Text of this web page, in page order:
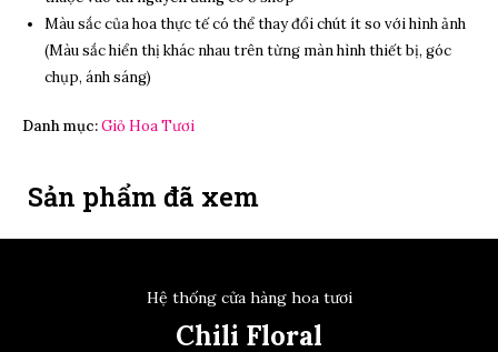
Màu sắc của hoa thực tế có thể thay đổi chút ít so với hình ảnh
(Màu sắc hiển thị khác nhau trên từng màn hình thiết bị, góc
chụp, ánh sáng)
Danh mục:Giỏ Hoa Tươi
Sản phẩm đã xem
Hệ thống cửa hàng hoa tươi
Chili Floral